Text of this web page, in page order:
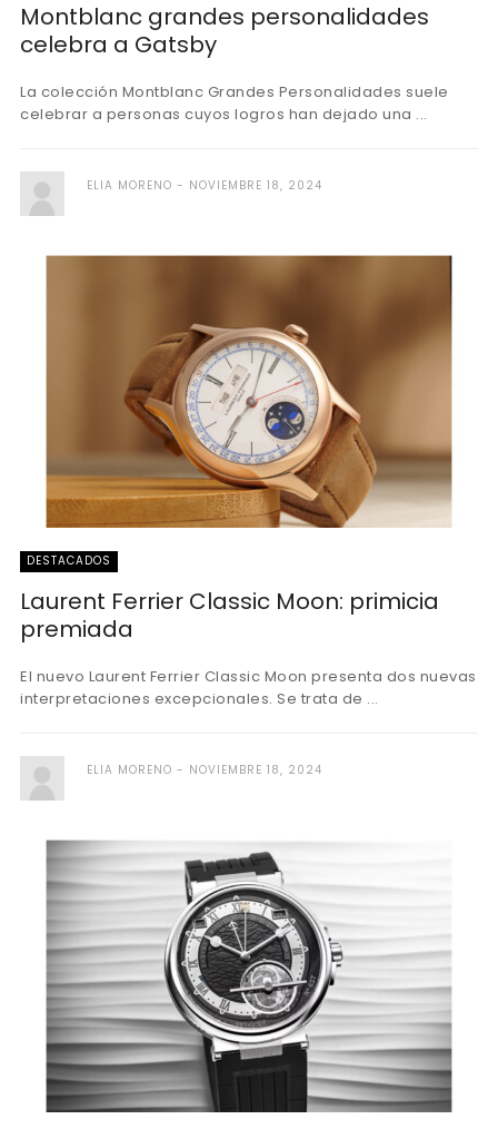
Montblanc grandes personalidades
celebra a Gatsby
La colección Montblanc Grandes Personalidades suele
celebrar a personas cuyos logros han dejado una ...
ELIA MORENO NOVIEMBRE 18, 2024
DESTACADOS
Laurent Ferrier Classic Moon: primicia
premiada
El nuevo Laurent Ferrier Classic Moon presenta dos nuevas
interpretaciones excepcionales. Se trata de ...
ELIA MORENO NOVIEMBRE 18, 2024